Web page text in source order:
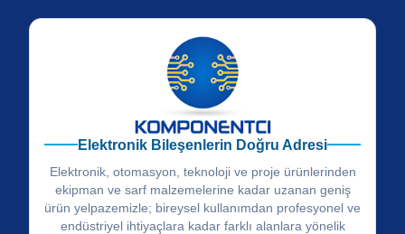
Elektronik Bileşenlerin Doğru Adresi
Elektronik, otomasyon, teknoloji ve proje ürünlerinden
ekipman ve sarf malzemelerine kadar uzanan geniş
ürün yelpazemizle; bireysel kullanımdan profesyonel ve
endüstriyel ihtiyaçlara kadar farklı alanlara yönelik